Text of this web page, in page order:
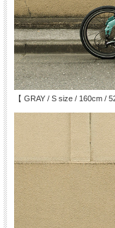
【 GRAY / S size / 160cm /